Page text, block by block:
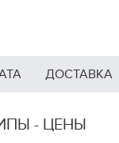
ДОСТАВКА
- ЦЕНЫ